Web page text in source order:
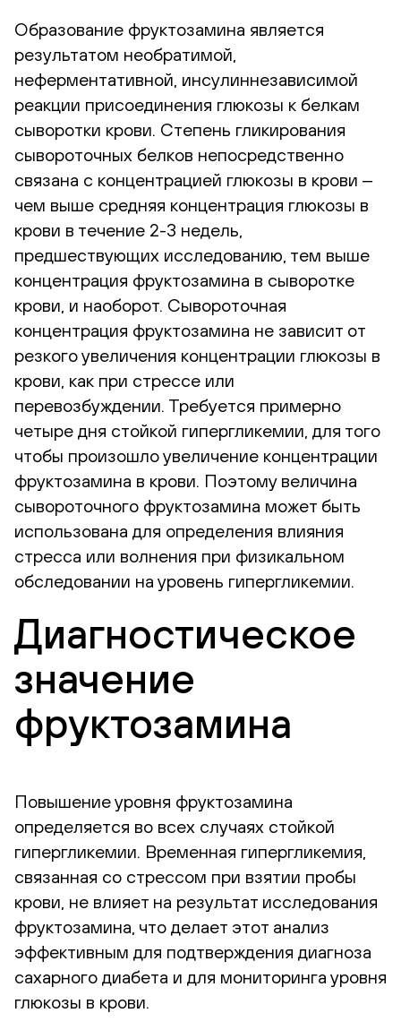
Образование фруктозамина является
результатом необратимой,
неферментативной, инсулиннезависимой
реакции присоединения глюкозы к белкам
сыворотки крови. Степень гликирования
сывороточных белков непосредственно
связана с концентрацией глюкозы в крови ‒
чем выше средняя концентрация глюкозы в
крови в течение 2-3 недель,
предшествующих исследованию, тем выше
концентрация фруктозамина в сыворотке
крови, и наоборот. Сывороточная
концентрация фруктозамина не зависит от
резкого увеличения концентрации глюкозы в
крови, как при стрессе или
перевозбуждении. Требуется примерно
четыре дня стойкой гипергликемии, для того
чтобы произошло увеличение концентрации
фруктозамина в крови. Поэтому величина
сывороточного фруктозамина может быть
использована для определения влияния
стресса или волнения при физикальном
обследовании на уровень гипергликемии.
Диагностическое
значение
фруктозамина
Повышение уровня фруктозамина
определяется во всех случаях стойкой
гипергликемии. Временная гипергликемия,
связанная со стрессом при взятии пробы
крови, не влияет на результат исследования
фруктозамина, что делает этот анализ
эффективным для подтверждения диагноза
сахарного диабета и для мониторинга уровня
глюкозы в крови.